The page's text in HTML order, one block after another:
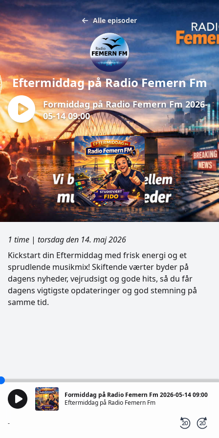
Alle episoder
Eftermiddag på Radio Femern Fm
Formiddag på Radio Femern Fm 2026-
05-14 09:00
1 time | torsdag den 14. maj 2026
Kickstart din Eftermiddag med frisk energi og et
sprudlende musikmix! Skiftende værter byder på
dagens nyheder, vejrudsigt og gode hits, så du får
dagens vigtigste opdateringer og god stemning på
samme tid.
Formiddag på Radio Femern Fm 2026-05-14 09:00
Eftermiddag på Radio Femern Fm
-